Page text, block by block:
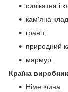
силікатна і
кам'яна
граніт;
природний
мармур.
Країна
Німеччина